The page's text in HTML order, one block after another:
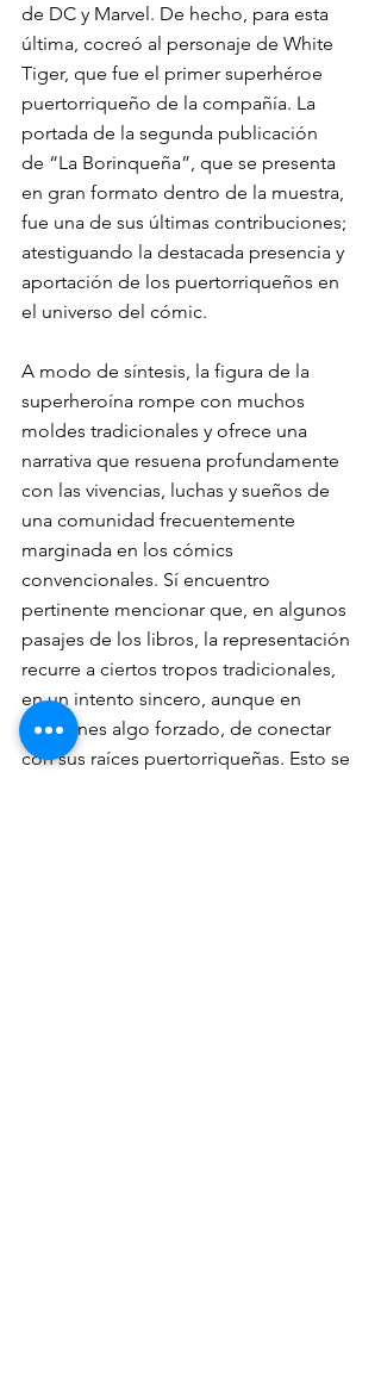
de DC y Marvel. De hecho, para esta
última, cocreó al personaje de White
Tiger, que fue el primer superhéroe
puertorriqueño de la compañía. La
portada de la segunda publicación
de “La Borinqueña”, que se presenta
en gran formato dentro de la muestra,
fue una de sus últimas contribuciones;
atestiguando la destacada presencia y
aportación de los puertorriqueños en
el universo del cómic.
A modo de síntesis, la figura de la
superheroína rompe con muchos
moldes tradicionales y ofrece una
narrativa que resuena profundamente
con las vivencias, luchas y sueños de
una comunidad frecuentemente
marginada en los cómics
convencionales. Sí encuentro
pertinente mencionar que, en algunos
pasajes de los libros, la representación
recurre a ciertos tropos tradicionales,
en un intento sincero, aunque en
ocasiones algo forzado, de conectar
con sus raíces puertorriqueñas. Esto se